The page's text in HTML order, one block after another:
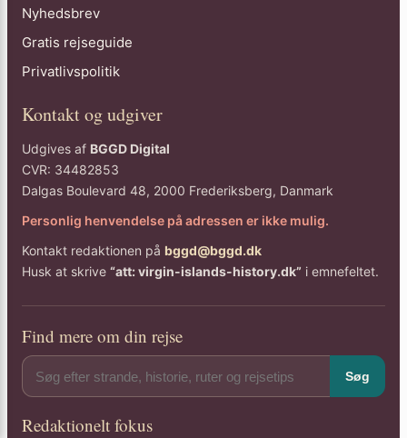
Nyhedsbrev
Gratis rejseguide
Privatlivspolitik
Kontakt og udgiver
Udgives af BGGD Digital
CVR: 34482853
Dalgas Boulevard 48, 2000 Frederiksberg, Danmark
Personlig henvendelse på adressen er ikke mulig.
Kontakt redaktionen på bggd@bggd.dk
Husk at skrive “att: virgin-islands-history.dk” i emnefeltet.
Find mere om din rejse
Søg
Redaktionelt fokus